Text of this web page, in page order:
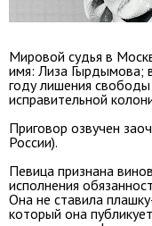
Мировой судья в
имя: Лиза Гырдымова;
году лишения
исправительной
Приговор озвучен
России).
Певица признана
исполнения
Она не ставила
который она